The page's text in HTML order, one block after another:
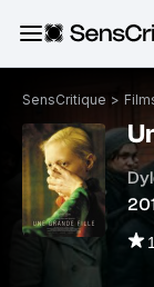
SensCritique >